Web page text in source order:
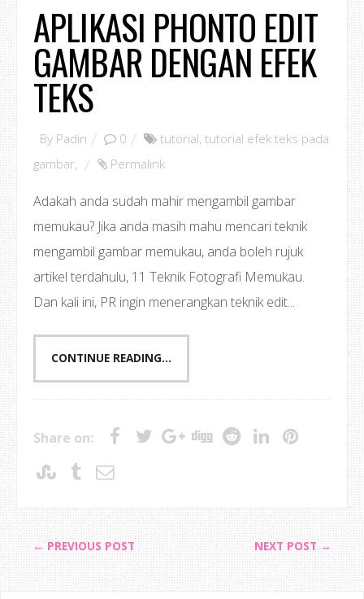
APLIKASI PHONTO EDIT
GAMBAR DENGAN EFEK
TEKS
By Padin 0 tutorial, tutorial efek teks pada
gambar, Permalink
Adakah anda sudah mahir mengambil gambar
memukau? Jika anda masih mahu mencari teknik
mengambil gambar memukau, anda boleh rujuk
artikel terdahulu, 11 Teknik Fotografi Memukau.
Dan kali ini, PR ingin menerangkan teknik edit...
CONTINUE READING...
Share on:
← PREVIOUS POST NEXT POST →